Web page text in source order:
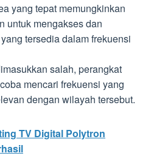
yang tepat memungkinkan
untuk mengakses dan
tersedia dalam frekuensi
salah, perangkat
mencari frekuensi yang
dengan wilayah tersebut.
TV Digital Polytron